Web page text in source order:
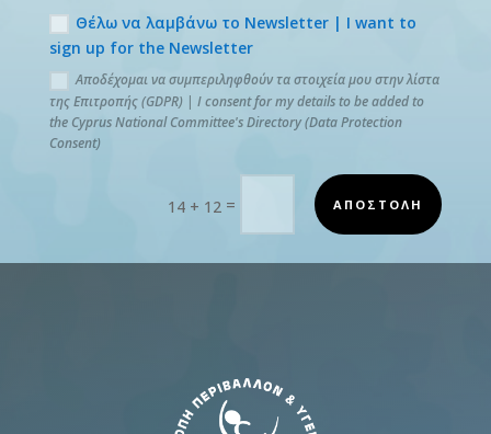
Θέλω να λαμβάνω το Newsletter | I want to
sign up for the Newsletter
Αποδέχομαι να συμπεριληφθούν τα στοιχεία μου στην λίστα
της Επιτροπής (GDPR) | I consent for my details to be added to
the Cyprus National Committee's Directory (Data Protection
Consent)
14 + 12 = ΑΠΟΣΤΟΛΗ